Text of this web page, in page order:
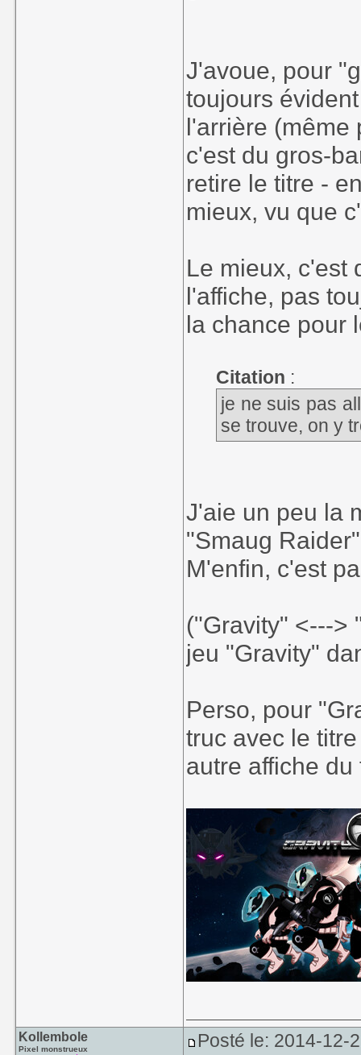
J'avoue, pour
toujours
l'arrière (même
c'est du gros-
retire le titre -
mieux, vu que
Le mieux, c'est
l'affiche, pas
la chance pour
Citation :
je ne suis pas
se trouve, on y
J'aie un peu la
"Smaug
M'enfin, c'est
("Gravity" <--->
jeu "Gravity"
Perso, pour
truc avec le
autre affiche
Kollembole
Pixel monstrueux Posté le: 2014-12-